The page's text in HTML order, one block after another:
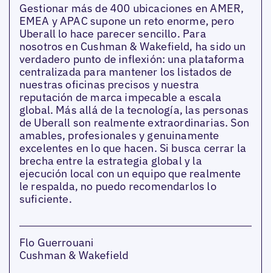
Gestionar más de 400 ubicaciones en AMER,
EMEA y APAC supone un reto enorme, pero
Uberall lo hace parecer sencillo. Para
nosotros en Cushman & Wakefield, ha sido un
verdadero punto de inflexión: una plataforma
centralizada para mantener los listados de
nuestras oficinas precisos y nuestra
reputación de marca impecable a escala
global. Más allá de la tecnología, las personas
de Uberall son realmente extraordinarias. Son
amables, profesionales y genuinamente
excelentes en lo que hacen. Si busca cerrar la
brecha entre la estrategia global y la
ejecución local con un equipo que realmente
le respalda, no puedo recomendarlos lo
suficiente.
Flo Guerrouani
Cushman & Wakefield